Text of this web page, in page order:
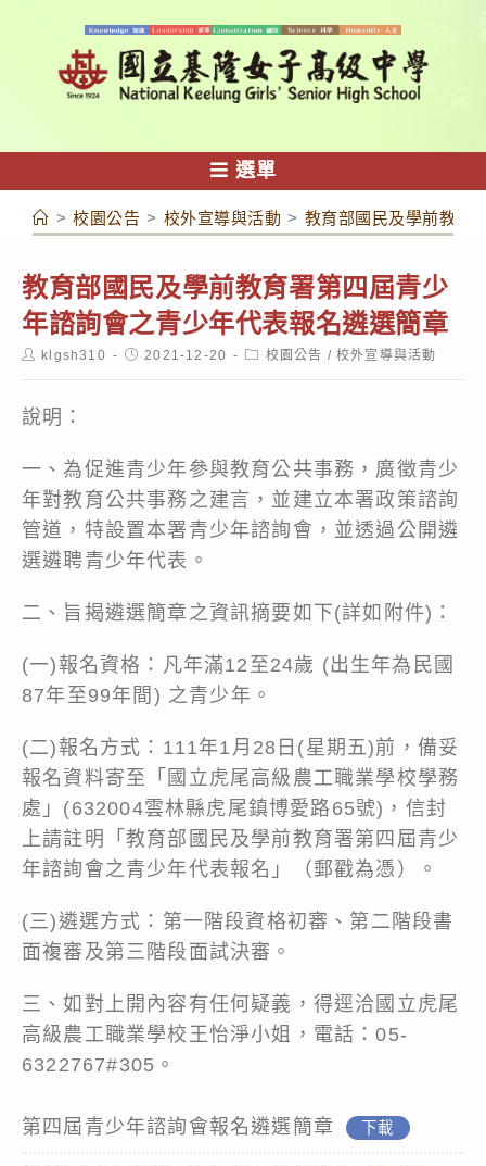
容
選單
> 校園公告 > 校外宣導與活動 > 教育部國民及學前教育
教育部國民及學前教育署第四屆青少
年諮詢會之青少年代表報名遴選簡章
Postklgsh310
Post2021-12-20
Post校園公告 / 校外宣導與活動
說明：
一、為促進青少年參與教育公共事務，廣徵青少
年對教育公共事務之建言，並建立本署政策諮詢
管道，特設置本署青少年諮詢會，並透過公開遴
選遴聘青少年代表。
二、旨揭遴選簡章之資訊摘要如下(詳如附件)：
(一)報名資格：凡年滿12至24歲 (出生年為民國
87年至99年間) 之青少年。
(二)報名方式：111年1月28日(星期五)前，備妥
報名資料寄至「國立虎尾高級農工職業學校學務
處」(632004雲林縣虎尾鎮博愛路65號)，信封
上請註明「教育部國民及學前教育署第四屆青少
年諮詢會之青少年代表報名」（郵戳為憑）。
(三)遴選方式：第一階段資格初審、第二階段書
面複審及第三階段面試決審。
三、如對上開內容有任何疑義，得逕洽國立虎尾
高級農工職業學校王怡淨小姐，電話：05-
6322767#305。
第四屆青少年諮詢會報名遴選簡章 下載